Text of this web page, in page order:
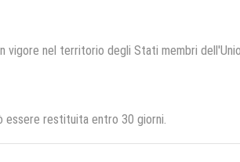
nel territorio degli Stati membri
essere restituita entro 30 giorni.